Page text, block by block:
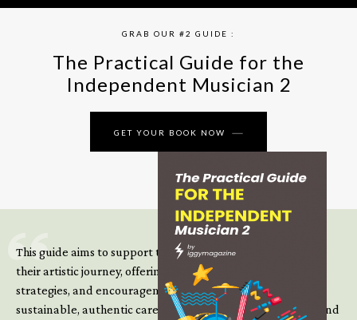
GRAB OUR #2 GUIDE :
The Practical Guide for the
Independent Musician 2
GET YOUR BOOK NOW
This guide aims to support those climbing the next steps of
their artistic journey, offering practical insight, updated
strategies, and encouragement to continue building
sustainable, authentic careers in an increasingly complex and